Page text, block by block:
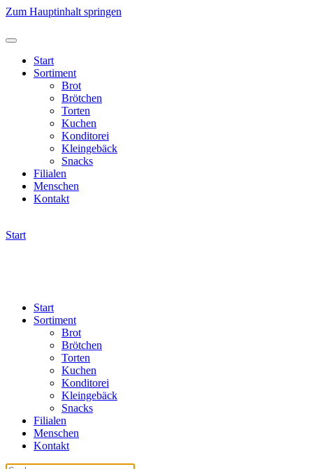
Zum Hauptinhalt springen
Start
Sortiment
Brot
Brötchen
Torten
Kuchen
Konditorei
Kleingebäck
Snacks
Filialen
Menschen
Kontakt
Start
Start
Sortiment
Brot
Brötchen
Torten
Kuchen
Konditorei
Kleingebäck
Snacks
Filialen
Menschen
Kontakt